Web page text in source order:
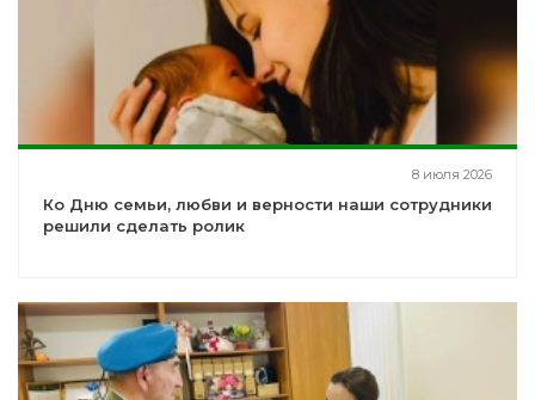
8 июля 2026
Ко Дню семьи, любви и верности наши сотрудники
решили сделать ролик